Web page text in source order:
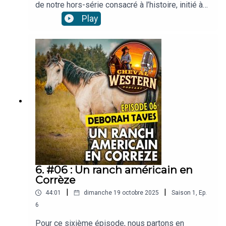
de notre hors-série consacré à l’histoire, initié à
l’épisode 5 lors de ma rencontre avec
l’historienne Émilie Sureau, où nous avions
évoqué la naissance du mouvement western en
France. En attendant de la retrouver pour
poursuivre cette exploration, je vous propose de
remonter cette fois aux origines mêmes du
mythe, en retraçant l’histoire de l’Ouest
américain…Toutes les musiques utilisées sont
issues du catalogue de Pixabay.
Play
6. #06 : Un ranch américain en
Corrèze
44:01 | dimanche 19 octobre 2025 | Saison 1 , Ep.
6
Pour ce sixième épisode, nous partons en